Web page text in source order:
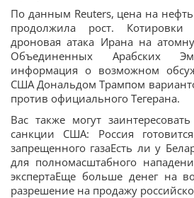
По данным Reuters, цена на
продолжила рост. Котировки
дроновая атака Ирана на
Объединенных Арабских
информация о возможном
США Дональдом Трампом
против официального Тегерана.
Вас также могут
санкции США: Россия
запрещенного газаЕсть ли у
для полномасштабного
экспертаЕще больше денег на
разрешение на продажу